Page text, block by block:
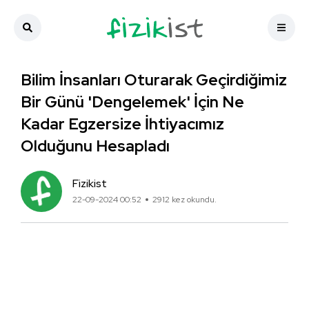
Bilim İnsanları Oturarak Geçirdiğimiz
Bir Günü 'Dengelemek' İçin Ne
Kadar Egzersize İhtiyacımız
Olduğunu Hesapladı
Fizikist
22-09-2024 00:52 2912 kez okundu.